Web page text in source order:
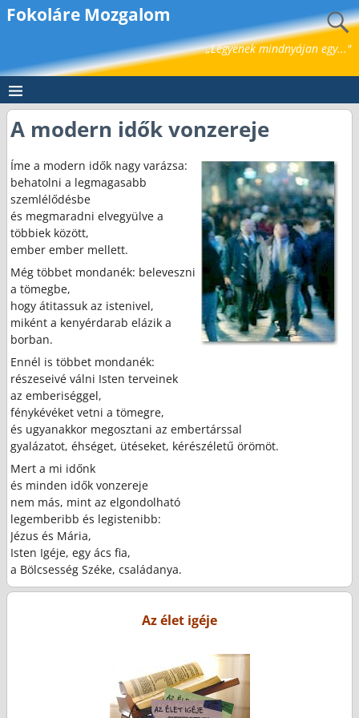
Fokoláre Mozgalom
„Legyenek mindnyájan egy..."
A modern idők vonzereje
Íme a modern idők nagy varázsa:
behatolni a legmagasabb
szemlélődésbe
és megmaradni elvegyülve a
többiek között,
ember ember mellett.
Még többet mondanék: beleveszni
a tömegbe,
hogy átitassuk az istenivel,
miként a kenyérdarab elázik a
borban.
Ennél is többet mondanék:
részeseivé válni Isten terveinek
az emberiséggel,
fénykévéket vetni a tömegre,
és ugyanakkor megosztani az embertárssal
gyalázatot, éhséget, ütéseket, kérészéletű örömöt.
Mert a mi időnk
és minden idők vonzereje
nem más, mint az elgondolható
legemberibb és legistenibb:
Jézus és Mária,
Isten Igéje, egy ács fia,
a Bölcsesség Széke, családanya.
Az élet igéje